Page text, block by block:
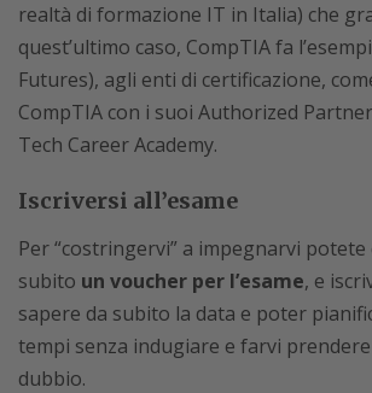
realtà di formazione IT in Italia) che
quest’ultimo caso, CompTIA fa
Futures), agli enti di certificazione,
CompTIA con i suoi Authorized
Tech Career Academy.
Iscriversi all’esame
Per “costringervi” a impegnarvi
subito un voucher per l’esame, e
sapere da subito la data e poter
tempi senza indugiare e farvi
dubbio.